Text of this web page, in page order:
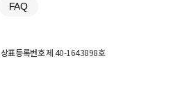
FAQ
상표등록번호제 40-1643898호